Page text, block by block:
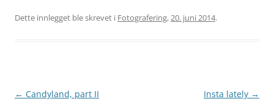
Dette innlegget ble skrevet i Fotografering,20. juni 2014.
Innleggsnavigasjon
← Candyland, part II Insta lately →